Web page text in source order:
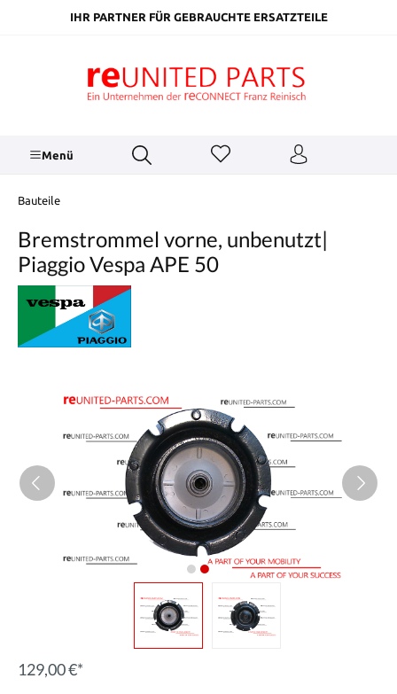
springenIHR PARTNER FÜR GEBRAUCHTE ERSATZTEILE
Menü
Bauteile
Bremstrommel vorne, unbenutzt|
Piaggio Vespa APE 50
129,00 €*